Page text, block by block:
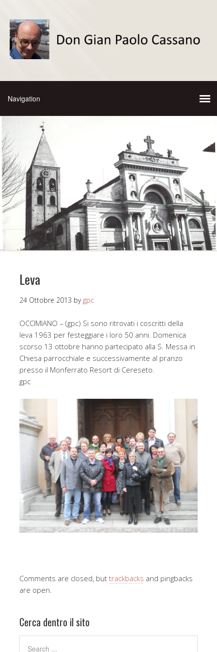
Leva
24 Ottobre 2013 by gpc
OCCIMIANO – (gpc) Si sono ritrovati i coscritti della
leva 1963 per festeggiare i loro 50 anni. Domenica
scorso 13 ottobre hanno partecipato alla S. Messa in
Chiesa parrocchiale e successivamente al pranzo
presso il Monferrato Resort di Cereseto.
gpc
Comments are closed, but trackbacks and pingbacks
are open.
Cerca dentro il sito